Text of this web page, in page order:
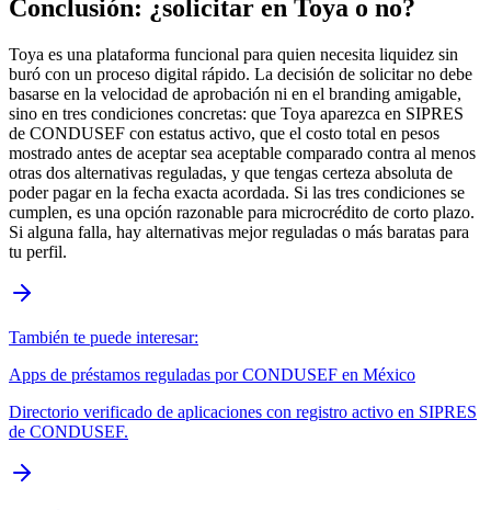
Conclusión: ¿solicitar en Toya o no?
Toya es una plataforma funcional para quien necesita liquidez sin
buró con un proceso digital rápido. La decisión de solicitar no debe
basarse en la velocidad de aprobación ni en el branding amigable,
sino en tres condiciones concretas: que Toya aparezca en SIPRES
de CONDUSEF con estatus activo, que el costo total en pesos
mostrado antes de aceptar sea aceptable comparado contra al menos
otras dos alternativas reguladas, y que tengas certeza absoluta de
poder pagar en la fecha exacta acordada. Si las tres condiciones se
cumplen, es una opción razonable para microcrédito de corto plazo.
Si alguna falla, hay alternativas mejor reguladas o más baratas para
tu perfil.
También te puede interesar:
Apps de préstamos reguladas por CONDUSEF en México
Directorio verificado de aplicaciones con registro activo en SIPRES
de CONDUSEF.